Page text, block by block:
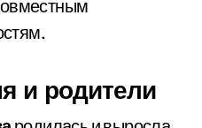
и родители